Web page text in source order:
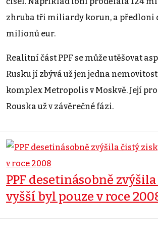
zhruba tři miliardy korun, a předloni
milionů eur.
Realitní část PPF se může utěšovat
Rusku jí zbývá už jen jedna
komplex Metropolis v Moskvě. Její
Rouska už v závěrečné fázi.
PPF desetinásobně
vyšší byl pouze v roce